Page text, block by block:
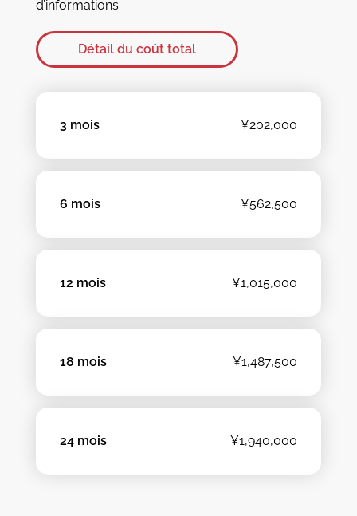
3 mois ¥202,000
6 mois ¥562,500
12 mois ¥1,015,000
18 mois ¥1,487,500
24 mois ¥1,940,000
d’informations.
Détail du coût total